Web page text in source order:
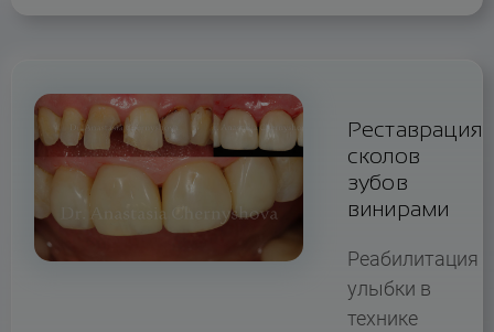
Реставрация
сколов
зубов
винирами
Реабилитация
улыбки в
технике